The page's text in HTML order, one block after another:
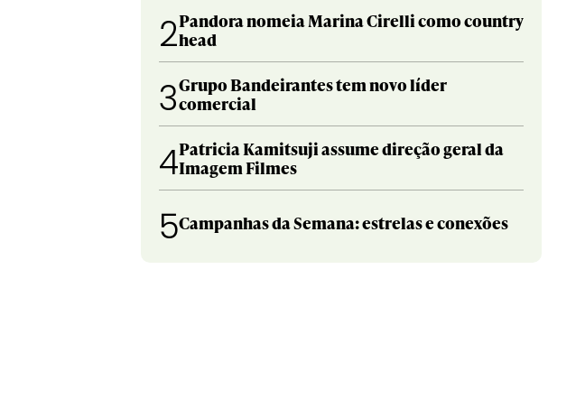
2Pandora nomeia Marina Cirelli como country
head
3Grupo Bandeirantes tem novo líder
comercial
4Patricia Kamitsuji assume direção geral da
Imagem Filmes
5Campanhas da Semana: estrelas e conexões